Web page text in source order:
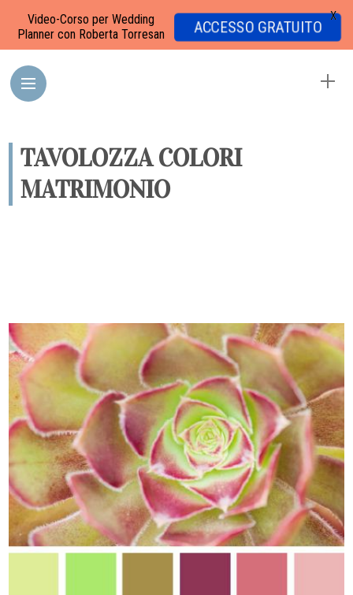
TAVOLOZZA COLORI
MATRIMONIO
Video-Corso per Wedding
Planner con Roberta Torresan
ACCESSO GRATUITO
X